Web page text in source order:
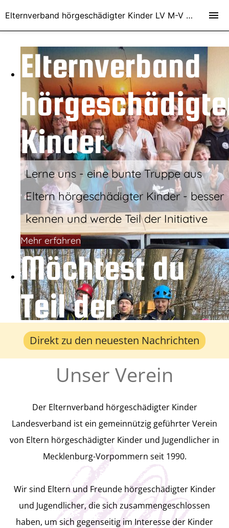
Elternverband
Kinder
Lerne uns - eine bunte Truppe aus
Eltern hörgeschädigter Kinder - besser
kennen und werde Teil der Initiative
Mehr erfahren
Möchtest du
Teil der
Gemeinschaft
werden?
Der Verband ist offen für Alle! Wir
freuen uns über jeden Neuzugang,
der einen frischen Wind bringt!
Tut gut
Direkt zu den neuesten Nachrichten
Unser Verein
Der Elternverband hörgeschädigter Kinder
Landesverband ist ein gemeinnützig geführter Verein
von Eltern hörgeschädigter Kinder und Jugendlicher in
Mecklenburg-Vorpommern seit 1990.
Wir sind Eltern und Freunde hörgeschädigter Kinder
und Jugendlicher, die sich zusammengeschlossen
haben, um sich gegenseitig im Interesse der Kinder
Elternverband hörgeschädigter Kinder LV M-V e.V.